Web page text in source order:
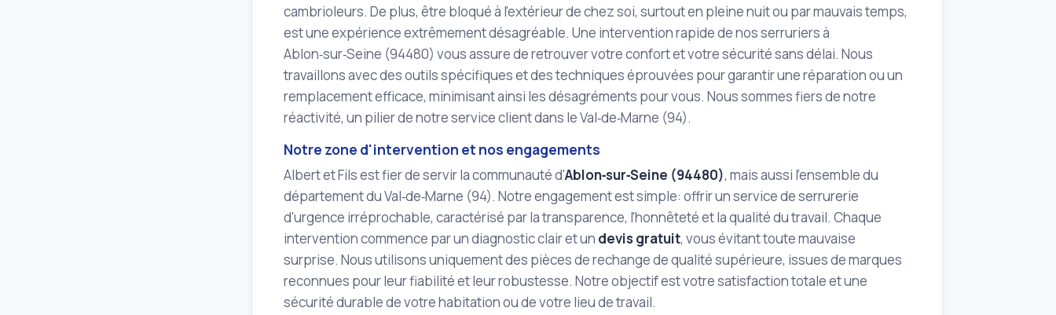
cambrioleurs. De plus, être bloqué à l'extérieur de chez soi, surtout en pleine nuit ou par mauvais temps,
est une expérience extrêmement désagréable. Une intervention rapide de nos serruriers à
Ablon‑sur‑Seine (94480) vous assure de retrouver votre confort et votre sécurité sans délai. Nous
travaillons avec des outils spécifiques et des techniques éprouvées pour garantir une réparation ou un
remplacement efficace, minimisant ainsi les désagréments pour vous. Nous sommes fiers de notre
réactivité, un pilier de notre service client dans le Val‑de‑Marne (94).
Notre zone d'intervention et nos engagements
Albert et Fils est fier de servir la communauté d'Ablon‑sur‑Seine (94480), mais aussi l'ensemble du
département du Val‑de‑Marne (94). Notre engagement est simple: offrir un service de serrurerie
d'urgence irréprochable, caractérisé par la transparence, l'honnêteté et la qualité du travail. Chaque
intervention commence par un diagnostic clair et un devis gratuit, vous évitant toute mauvaise
surprise. Nous utilisons uniquement des pièces de rechange de qualité supérieure, issues de marques
reconnues pour leur fiabilité et leur robustesse. Notre objectif est votre satisfaction totale et une
sécurité durable de votre habitation ou de votre lieu de travail.